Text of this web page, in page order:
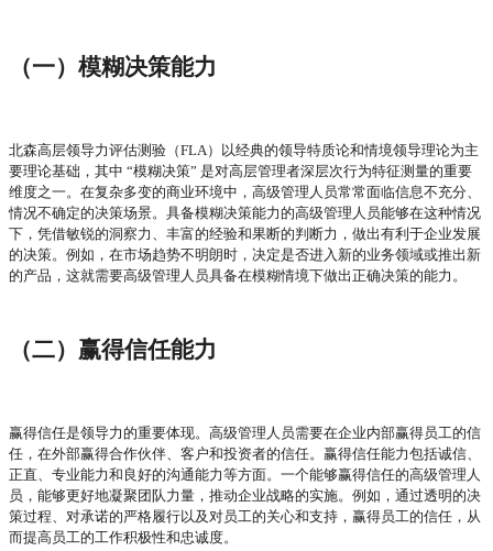
（一）模糊决策能力
北森高层领导力评估测验（FLA）以经典的领导特质论和情境领导理论为主
要理论基础，其中 “模糊决策” 是对高层管理者深层次行为特征测量的重要
维度之一。在复杂多变的商业环境中，高级管理人员常常面临信息不充分、
情况不确定的决策场景。具备模糊决策能力的高级管理人员能够在这种情况
下，凭借敏锐的洞察力、丰富的经验和果断的判断力，做出有利于企业发展
的决策。例如，在市场趋势不明朗时，决定是否进入新的业务领域或推出新
的产品，这就需要高级管理人员具备在模糊情境下做出正确决策的能力。
（二）赢得信任能力
赢得信任是领导力的重要体现。高级管理人员需要在企业内部赢得员工的信
任，在外部赢得合作伙伴、客户和投资者的信任。赢得信任能力包括诚信、
正直、专业能力和良好的沟通能力等方面。一个能够赢得信任的高级管理人
员，能够更好地凝聚团队力量，推动企业战略的实施。例如，通过透明的决
策过程、对承诺的严格履行以及对员工的关心和支持，赢得员工的信任，从
而提高员工的工作积极性和忠诚度。